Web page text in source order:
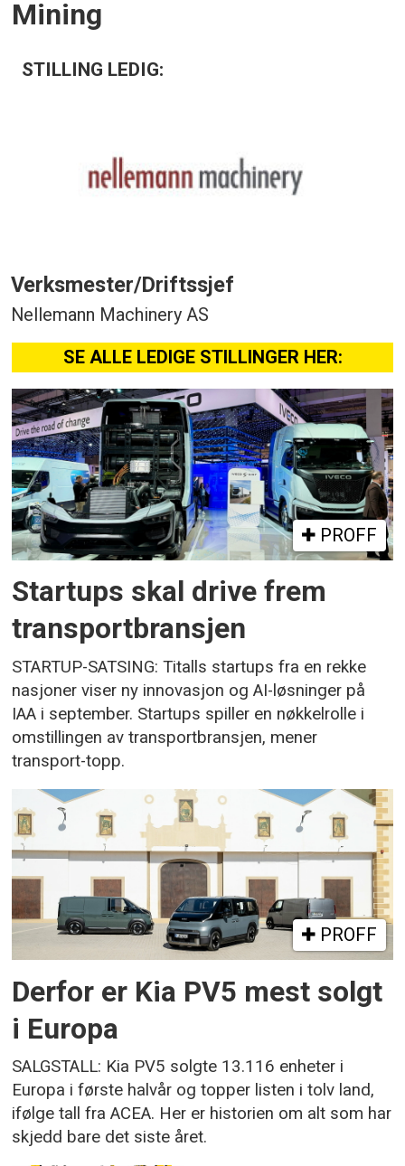
Mining
STILLING LEDIG:
Verksmester/Driftssjef
Nellemann Machinery AS
SE ALLE LEDIGE STILLINGER HER:
PROFF
Startups skal drive frem
transportbransjen
STARTUP-SATSING: Titalls startups fra en rekke
nasjoner viser ny innovasjon og AI-løsninger på
IAA i september. Startups spiller en nøkkelrolle i
omstillingen av transportbransjen, mener
transport-topp.
PROFF
Derfor er Kia PV5 mest solgt
i Europa
SALGSTALL: Kia PV5 solgte 13.116 enheter i
Europa i første halvår og topper listen i tolv land,
ifølge tall fra ACEA. Her er historien om alt som har
skjedd bare det siste året.